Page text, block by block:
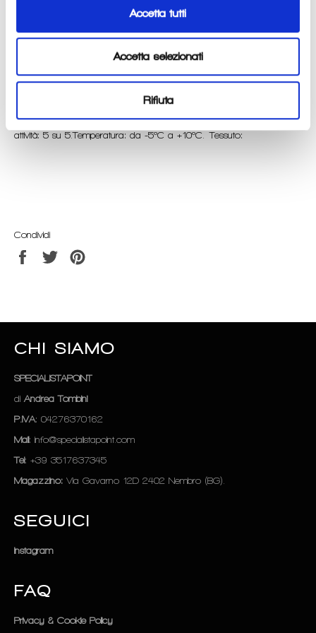
Accetta tutti
Accetta selezionati
Rifiuta
gravità.
fresco ed asciutto durante gli allenamenti .Tessuto sottile, leggero ed
elastico. Design a maglia per il massimo trasporto dell'umidità e
comfort. Cuciture flatlock che seguono i movimenti del
corpo. Vestibilità aderente. Trasporto dell'umidità: 5 su 5. Livello di
attività: 5 su 5.Temperatura: da -5ºC a +10ºC. Tessuto:
Condividi
Condividi Twitta
CHI SIAMO
SPECIALISTAPOINT
di Andrea Tombini
P.IVA: 04276370162
Mail: info@specialistapoint.com
Tel: +39 3517637345
Magazzino: Via Gavarno 12D 2402 Nembro (BG).
SEGUICI
Instagram
FAQ
Privacy & Cookie Policy